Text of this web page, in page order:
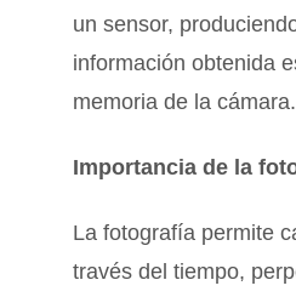
un sensor,
información obtenida
memoria de la cámara.
Importancia de la
La fotografía permite
través del tiempo,